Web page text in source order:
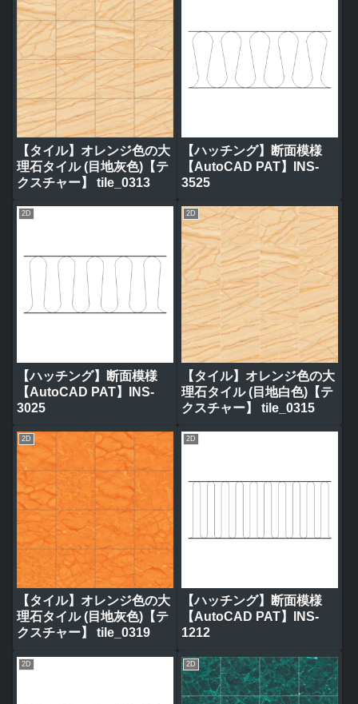
【タイル】オレンジ色の大
理石タイル (目地灰色)【テ
クスチャー】 tile_0313
【ハッチング】断面模様
【AutoCAD PAT】INS-
3525
2D
【ハッチング】断面模様
【AutoCAD PAT】INS-
3025
2D
【タイル】オレンジ色の大
理石タイル (目地白色)【テ
クスチャー】 tile_0315
2D
【タイル】オレンジ色の大
理石タイル (目地灰色)【テ
クスチャー】 tile_0319
2D
【ハッチング】断面模様
【AutoCAD PAT】INS-
1212
2D 2D